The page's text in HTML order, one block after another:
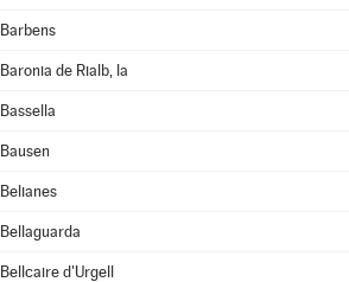
Barbens
Baronia de Rialb, la
Bassella
Bausen
Belianes
Bellaguarda
Bellcaire d'Urgell